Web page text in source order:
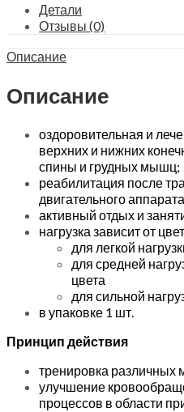
303
quantity
Детали
Отзывы (0)
Описание
Описание
оздоровительная и
верхних и нижних
спины и грудных мышц;
реабилитация после
двигательного
активный отдых и
нагрузка зависит от
для легкой
для средней
цвета
для сильной
в упаковке 1 шт.
Принцип действия
тренировка различных
улучшение
процессов в области